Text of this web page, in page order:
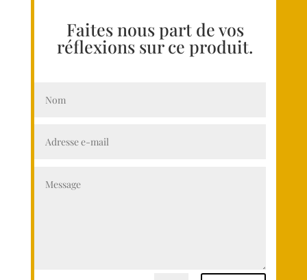
Faites nous part de vos
réflexions sur ce produit.